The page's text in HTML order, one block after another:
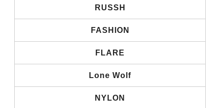
RUSSH
FASHION
FLARE
Lone Wolf
NYLON